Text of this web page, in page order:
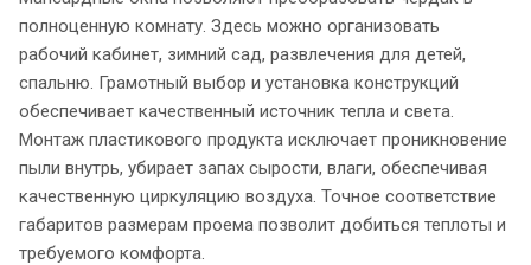
полноценную комнату. Здесь можно организовать
рабочий кабинет, зимний сад, развлечения для детей,
спальню. Грамотный выбор и установка конструкций
обеспечивает качественный источник тепла и света.
Монтаж пластикового продукта исключает проникновение
пыли внутрь, убирает запах сырости, влаги, обеспечивая
качественную циркуляцию воздуха. Точное соответствие
габаритов размерам проема позволит добиться теплоты и
требуемого комфорта.